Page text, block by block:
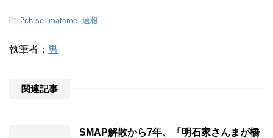
-2ch.sc matome 速報
執筆者： 男
関連記事
SMAP解散から7年、「明石家さんまが橋